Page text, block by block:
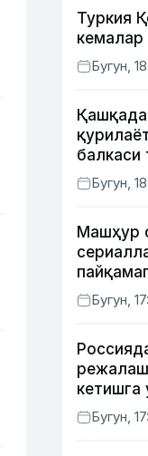
Туркия
кемалар
Бугун,
балкаси
Бугун,
Машҳур
(фото)
Бугун,
кетишга
қамалди
Бугун,